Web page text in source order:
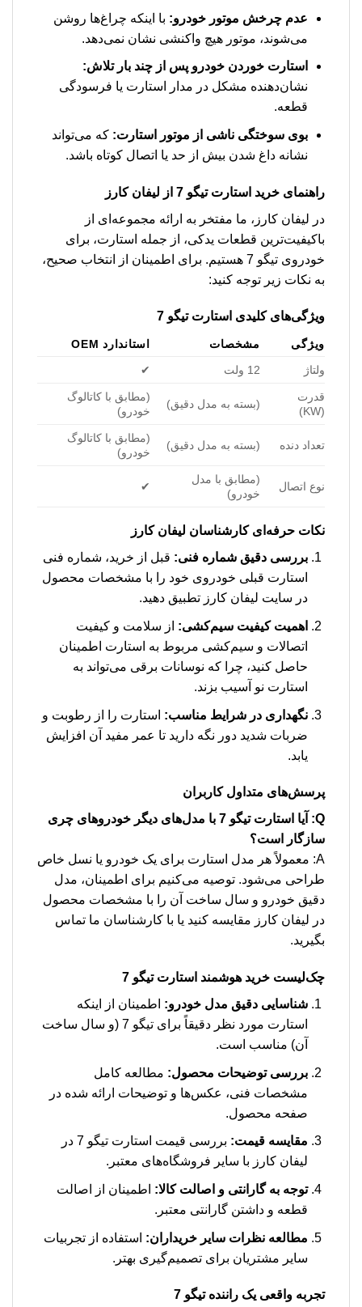
عدم چرخش موتور خودرو: با اینکه چراغ‌ها روشن
می‌شوند، موتور هیچ واکنشی نشان نمی‌دهد.
استارت خوردن خودرو پس از چند بار تلاش:
نشان‌دهنده مشکل در مدار استارت یا فرسودگی
قطعه.
بوی سوختگی ناشی از موتور استارت: که می‌تواند
نشانه داغ شدن بیش از حد یا اتصال کوتاه باشد.
راهنمای خرید استارت تیگو 7
از لیفان کارز
در لیفان کارز، ما مفتخر به ارائه مجموعه‌ای از
باکیفیت‌ترین قطعات یدکی، از جمله استارت، برای
خودروی تیگو 7 هستیم. برای اطمینان از انتخاب صحیح،
به نکات زیر توجه کنید:
ویژگی‌های کلیدی استارت تیگو 7
ویژگی مشخصات
استاندارد OEM
ولتاژ
12 ولت ✔
قدرت
(KW)
(بسته به مدل دقیق)
(مطابق با کاتالوگ
خودرو)
تعداد دنده (بسته به مدل دقیق)
(مطابق با کاتالوگ
خودرو)
نوع اتصال
(مطابق با مدل
خودرو)
✔
نکات حرفه‌ای کارشناسان لیفان کارز
بررسی دقیق شماره فنی: قبل از خرید، شماره فنی
استارت قبلی خودروی خود را با مشخصات محصول
در سایت لیفان کارز تطبیق دهید.
اهمیت کیفیت سیم‌کشی: از سلامت و کیفیت
اتصالات و سیم‌کشی مربوط به استارت اطمینان
حاصل کنید، چرا که نوسانات برقی می‌تواند به
استارت نو آسیب بزند.
نگهداری در شرایط مناسب: استارت را از رطوبت و
ضربات شدید دور نگه دارید تا عمر مفید آن افزایش
یابد.
پرسش‌های متداول کاربران
Q: آیا استارت تیگو 7 با مدل‌های دیگر خودروهای چری
سازگار است؟
A: معمولاً هر مدل استارت برای یک خودرو یا نسل خاص
طراحی می‌شود. توصیه می‌کنیم برای اطمینان، مدل
دقیق خودرو و سال ساخت آن را با مشخصات محصول
در لیفان کارز مقایسه کنید یا با کارشناسان ما تماس
بگیرید.
چک‌لیست خرید هوشمند استارت تیگو 7
شناسایی دقیق مدل خودرو: اطمینان از اینکه
استارت مورد نظر دقیقاً برای تیگو 7 (و سال ساخت
آن) مناسب است.
بررسی توضیحات محصول: مطالعه کامل
مشخصات فنی، عکس‌ها و توضیحات ارائه شده در
صفحه محصول.
مقایسه قیمت:
بررسی قیمت استارت تیگو 7 در
لیفان کارز با سایر فروشگاه‌های معتبر.
توجه به گارانتی و اصالت کالا: اطمینان از اصالت
قطعه و داشتن گارانتی معتبر.
مطالعه نظرات سایر خریداران: استفاده از تجربیات
سایر مشتریان برای تصمیم‌گیری بهتر.
تجربه واقعی یک راننده تیگو 7